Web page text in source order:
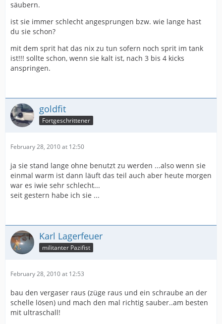
säubern.
ist sie immer schlecht angesprungen bzw. wie lange hast
du sie schon?
mit dem sprit hat das nix zu tun sofern noch sprit im tank
ist!!! sollte schon, wenn sie kalt ist, nach 3 bis 4 kicks
anspringen.
goldfit
Fortgeschrittener
February 28, 2010 at 12:50
ja sie stand lange ohne benutzt zu werden ...also wenn sie
einmal warm ist dann läuft das teil auch aber heute morgen
war es iwie sehr schlecht...
seit gestern habe ich sie ...
Karl Lagerfeuer
militanter Pazifist
February 28, 2010 at 12:53
bau den vergaser raus (züge raus und ein schraube an der
schelle lösen) und mach den mal richtig sauber..am besten
mit ultraschall!